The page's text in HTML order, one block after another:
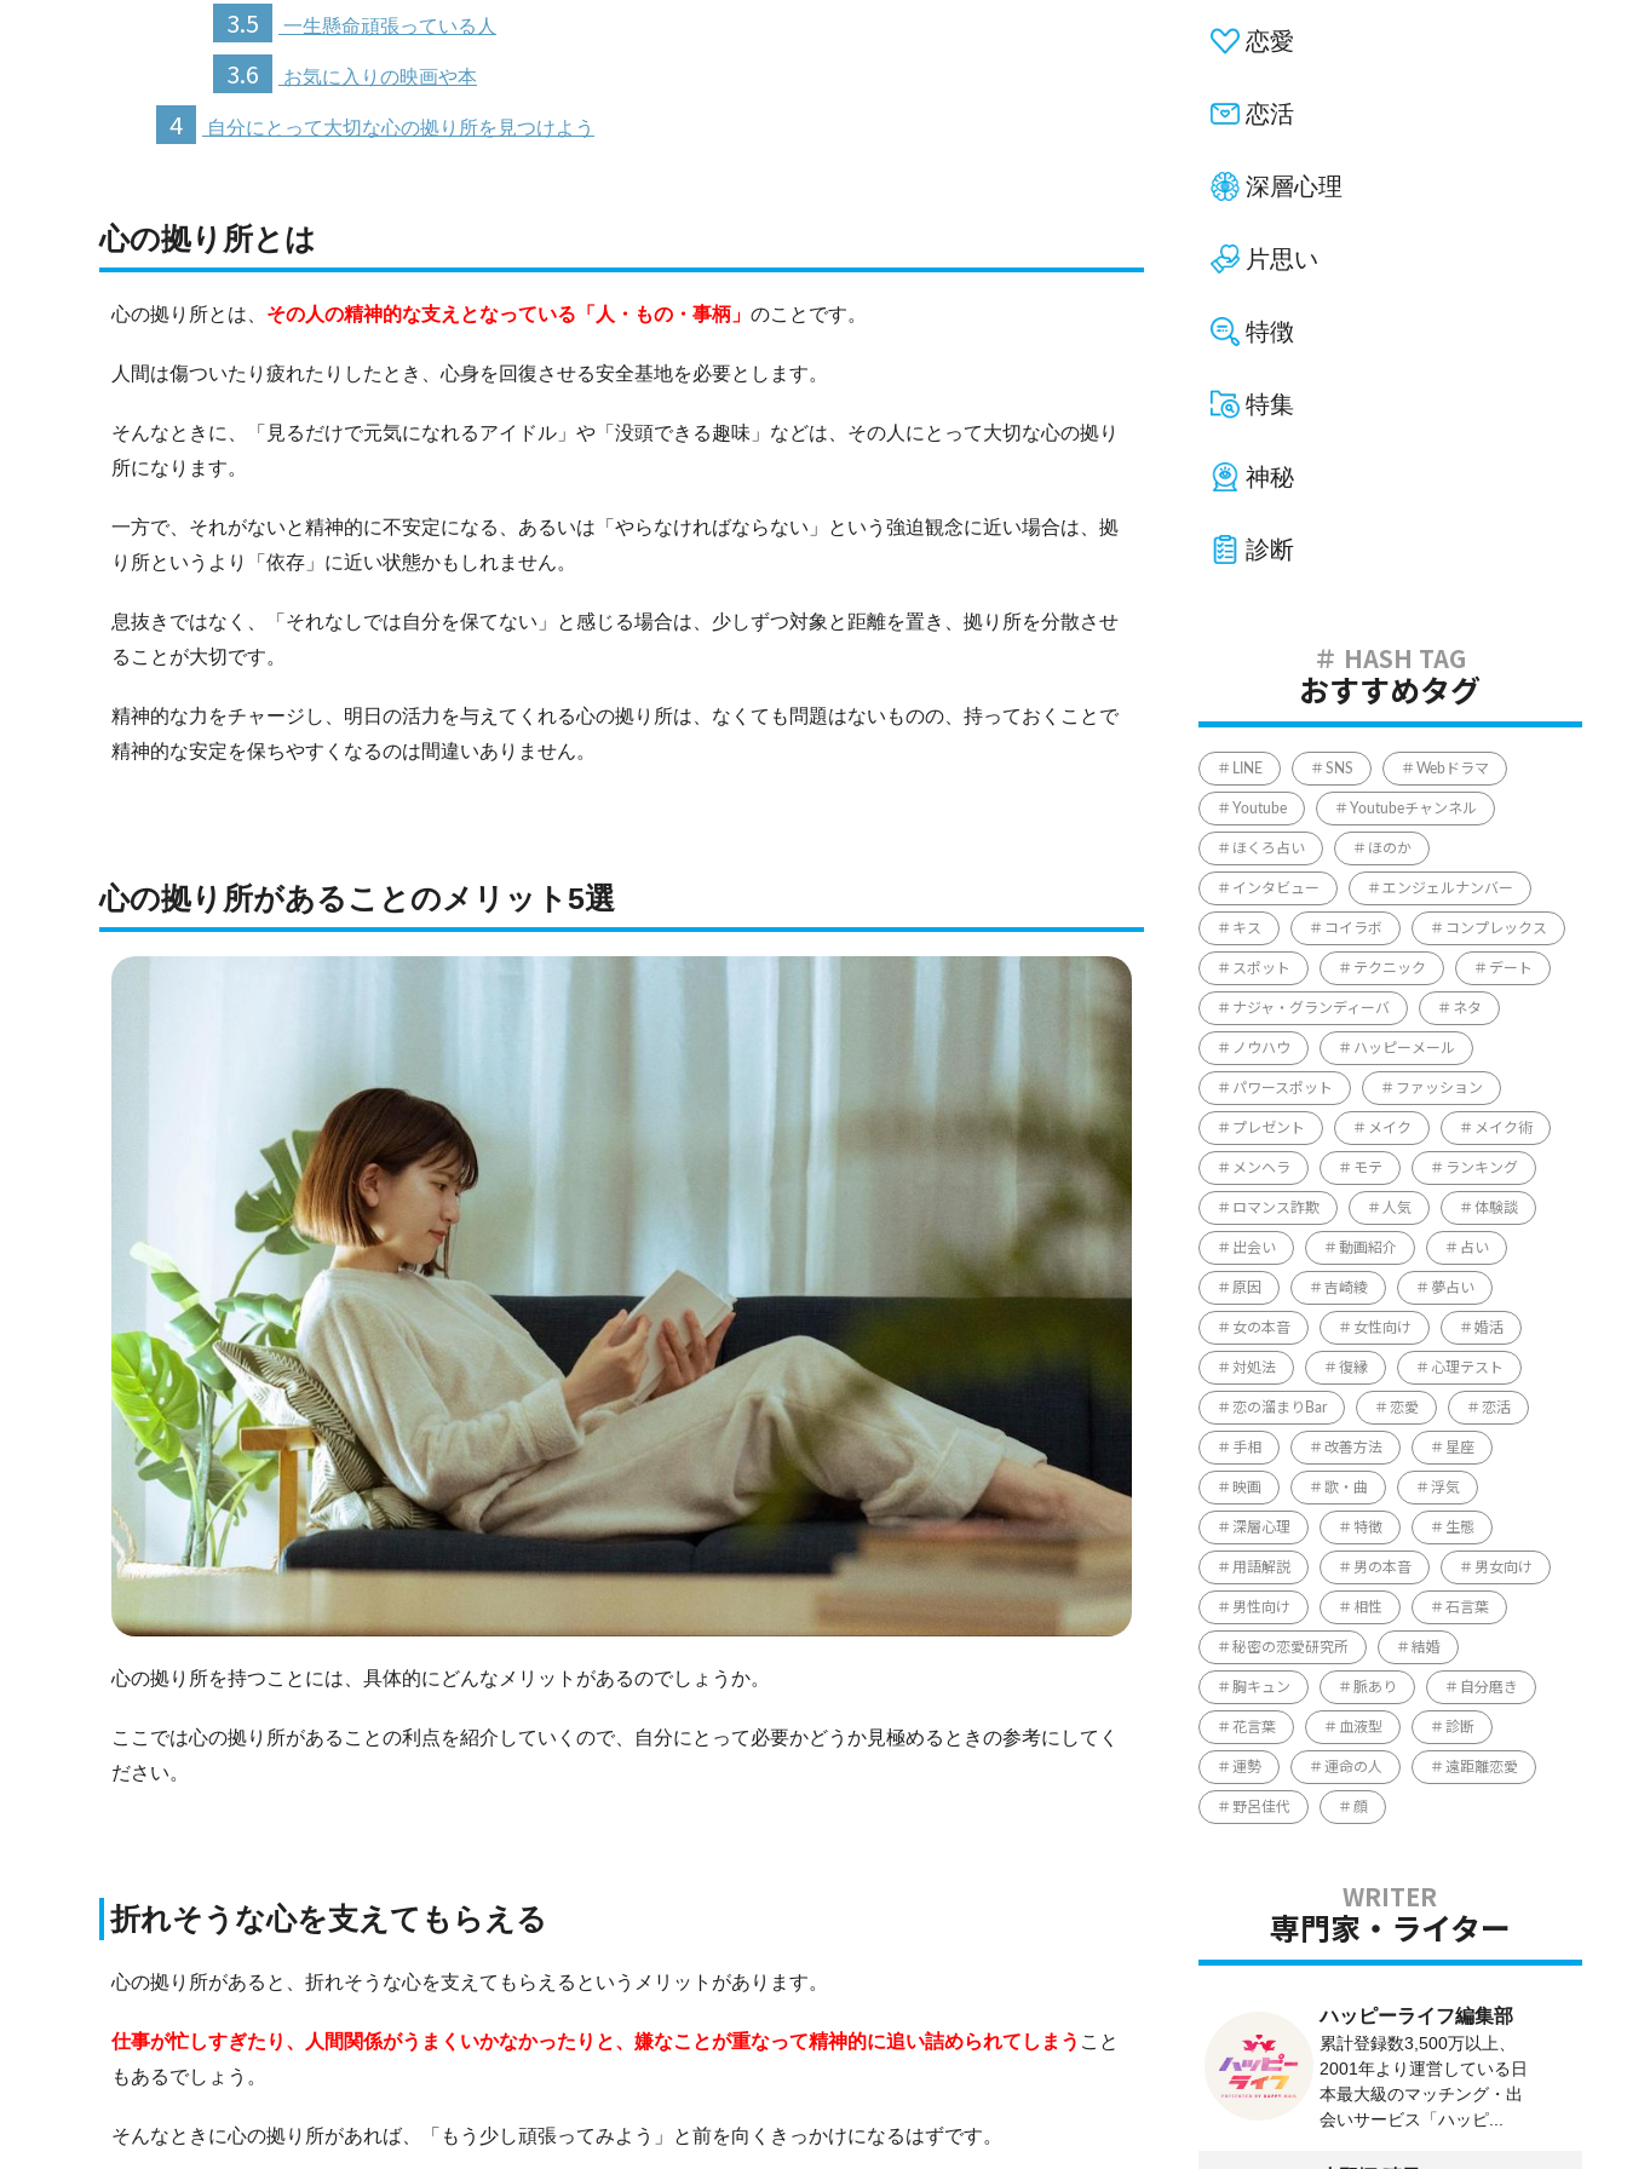
3.5 一生懸命頑張っている人
3.6 お気に入りの映画や本
4 自分にとって大切な心の拠り所を見つけよう
心の拠り所とは
心の拠り所とは、 その人の精神的な支えとなっている「人・もの・事柄」 のことです。
人間は傷ついたり疲れたりしたとき、心身を回復させる安全基地を必要とします。
そんなときに、「見るだけで元気になれるアイドル」や「没頭できる趣味」などは、その人にとって大切な心の拠り
所になります。
一方で、それがないと精神的に不安定になる、あるいは「やらなければならない」という強迫観念に近い場合は、拠
り所というより「依存」に近い状態かもしれません。
息抜きではなく、「それなしでは自分を保てない」と感じる場合は、少しずつ対象と距離を置き、拠り所を分散させ
ることが大切です。
精神的な力をチャージし、明日の活力を与えてくれる心の拠り所は、なくても問題はないものの、持っておくことで
精神的な安定を保ちやすくなるのは間違いありません。
心の拠り所があることのメリット5選
心の拠り所を持つことには、具体的にどんなメリットがあるのでしょうか。
ここでは心の拠り所があることの利点を紹介していくので、自分にとって必要かどうか見極めるときの参考にしてく
ださい。
折れそうな心を支えてもらえる
心の拠り所があると、折れそうな心を支えてもらえるというメリットがあります。
仕事が忙しすぎたり、人間関係がうまくいかなかったりと、嫌なことが重なって精神的に追い詰められてしまう こと
もあるでしょう。
そんなときに心の拠り所があれば、「もう少し頑張ってみよう」と前を向くきっかけになるはずです。
恋愛
恋活
深層心理
片思い
特徴
特集
神秘
診断
おすすめタグ
LINE SNS Webドラマ
Youtube Youtubeチャンネル
ほくろ占い ほのか
インタビュー エンジェルナンバー
キス コイラボ コンプレックス
スポット テクニック デート
ナジャ・グランディーバ ネタ
ノウハウ ハッピーメール
パワースポット ファッション
プレゼント メイク メイク術
メンヘラ モテ ランキング
ロマンス詐欺 人気 体験談
出会い 動画紹介 占い
原因 吉崎綾 夢占い
女の本音 女性向け 婚活
対処法 復縁 心理テスト
恋の溜まりBar 恋愛 恋活
手相 改善方法 星座
映画 歌・曲 浮気
深層心理 特徴 生態
用語解説 男の本音 男女向け
男性向け 相性 石言葉
秘密の恋愛研究所 結婚
胸キュン 脈あり 自分磨き
花言葉 血液型 診断
運勢 運命の人 遠距離恋愛
野呂佳代 顔
専門家・ライター
ハッピーライフ編集部
累計登録数3,500万以上、
2001年より運営している日
本最大級のマッチング・出
会いサービス「ハッピ...